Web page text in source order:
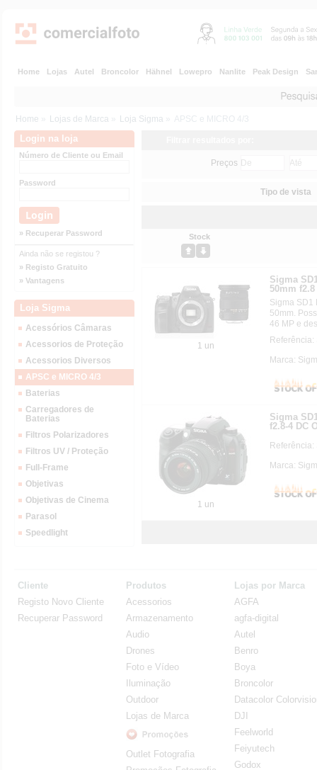
Home Lojas Autel Broncolor Hähnel Lowepro Nanlite Peak Design
Home » Lojas de Marca » Loja Sigma » APSC e MICRO 4/3
Login na loja
Número de Cliente ou Email
Password
» Recuperar Password
Ainda não se registou ?
» Registo Gratuito
» Vantagens
Loja Sigma
Acessórios Câmaras
Acessorios de Proteção
Acessorios Diversos
APSC e MICRO 4/3
Baterias
Carregadores de
Baterias
Filtros Polarizadores
Filtros UV / Proteção
Full-Frame
Objetivas
Objetivas de Cinema
Parasol
Speedlight
Preços
Tipo de vista
Stock
1 un
Sigma
50mm
Sigma SD1
50mm.
46 MP e
Referência:
Marca:
1 un
Sigma
f2.8-4 DC
Referência:
Marca:
Cliente
Registo Novo Cliente
Recuperar Password
Produtos
Acessorios
Armazenamento
Audio
Drones
Foto e Vídeo
Iluminação
Outdoor
Lojas de Marca
Outlet Fotografia
Lojas por Marca
AGFA
agfa-digital
Autel
Benro
Boya
Broncolor
Datacolor
DJI
Feelworld
Feiyutech
Godox